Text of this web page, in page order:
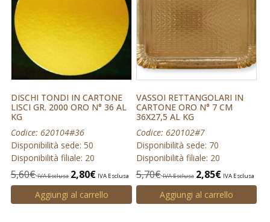
DISCHI TONDI IN CARTONE
LISCI GR. 2000 ORO N° 36 AL
KG
Codice: 620104#36
Disponibilità sede: 50
Disponibilità filiale: 20
5,60€ IVA Esclusa 2,80€ IVA Esclusa
Aggiungi al carrello
VASSOI RETTANGOLARI IN
CARTONE ORO N° 7 CM
36X27,5 AL KG
Codice: 620102#7
Disponibilità sede: 70
Disponibilità filiale: 20
5,70€ IVA Esclusa 2,85€ IVA Esclusa
Aggiungi al carrello